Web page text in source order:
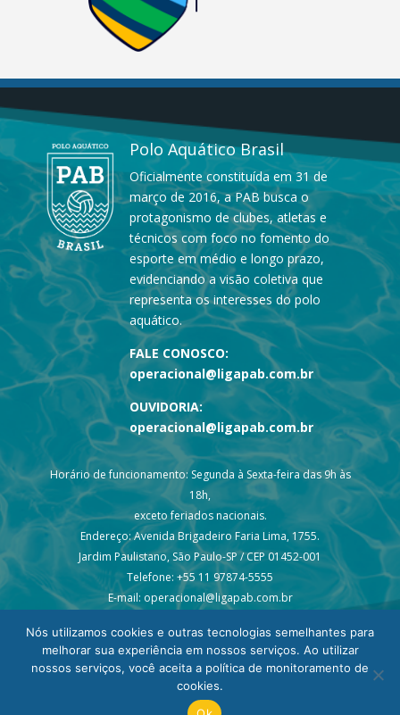
Polo Aquático Brasil
Oficialmente constituída em 31 de
março de 2016, a PAB busca o
protagonismo de clubes, atletas e
técnicos com foco no fomento do
esporte em médio e longo prazo,
evidenciando a visão coletiva que
representa os interesses do polo
aquático.
FALE CONOSCO:
operacional@ligapab.com.br
OUVIDORIA:
operacional@ligapab.com.br
Horário de funcionamento: Segunda à Sexta-feira das 9h às
18h,
exceto feriados nacionais.
Endereço: Avenida Brigadeiro Faria Lima, 1755.
Jardim Paulistano, São Paulo-SP / CEP 01452-001
Telefone: +55 11 97874-5555
E-mail: operacional@ligapab.com.br
© 2024 todos os direitos reservados – Liga PAB
Nós utilizamos cookies e outras tecnologias semelhantes para
melhorar sua experiência em nossos serviços. Ao utilizar
nossos serviços, você aceita a política de monitoramento de
cookies.